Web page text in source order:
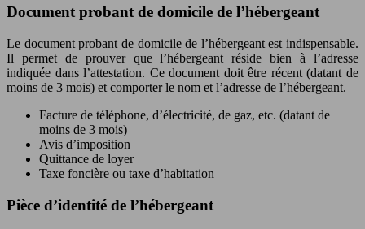
Document probant de domicile de l’hébergeant
Le document probant de domicile de l’hébergeant est indispensable.
Il permet de prouver que l’hébergeant réside bien à l’adresse
indiquée dans l’attestation. Ce document doit être récent (datant de
moins de 3 mois) et comporter le nom et l’adresse de l’hébergeant.
Facture de téléphone, d’électricité, de gaz, etc. (datant de
moins de 3 mois)
Avis d’imposition
Quittance de loyer
Taxe foncière ou taxe d’habitation
Pièce d’identité de l’hébergeant